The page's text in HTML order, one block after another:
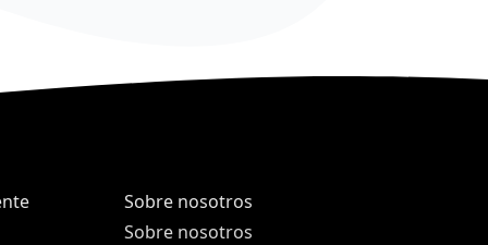
Sobre nosotros
Sobre nosotros